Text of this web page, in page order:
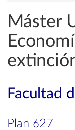
Máster
Facultad
Plan 627